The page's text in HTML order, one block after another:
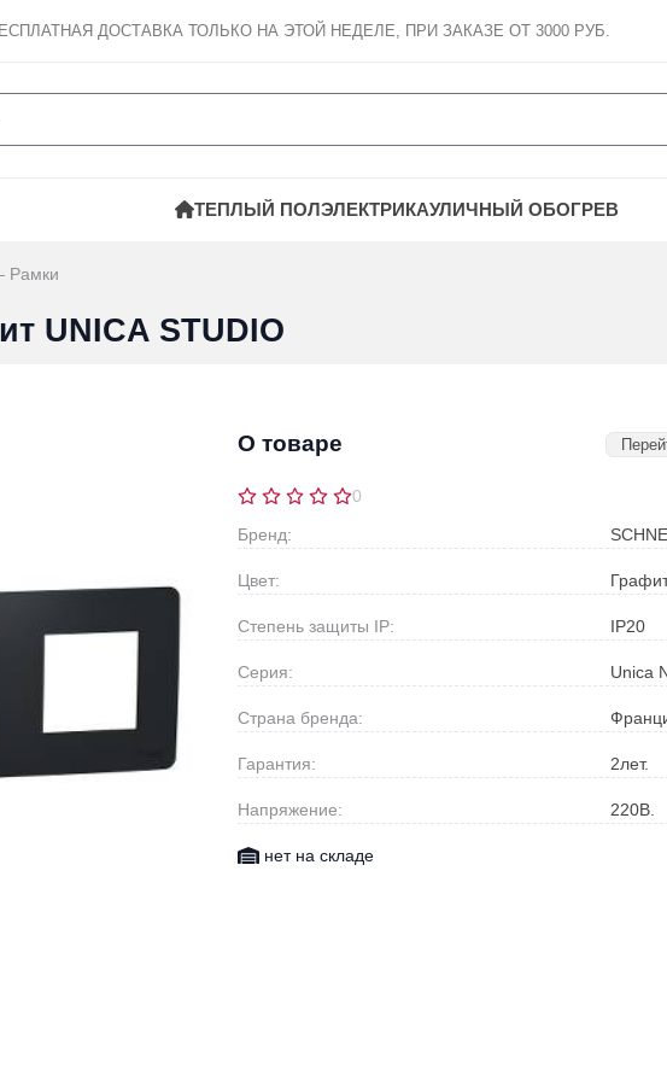
ДОСТАВКА ТОЛЬКО НА ЭТОЙ НЕДЕЛЕ, ПРИ ЗАКАЗЕ ОТ 3000 РУБ.
ТЕПЛЫЙ ПОЛЭЛЕКТРИКАУЛИЧНЫЙ ОБОГРЕВ
Рамки
UNICA STUDIO
О товаре
0
Бренд:
Цвет:
Степень защиты IP: IP20
Серия: Unica
Страна бренда:
Гарантия: 2лет.
Напряжение: 220В.
нет на складе